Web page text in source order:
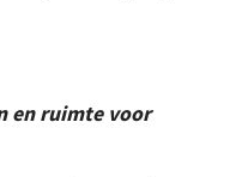
en ruimte voor